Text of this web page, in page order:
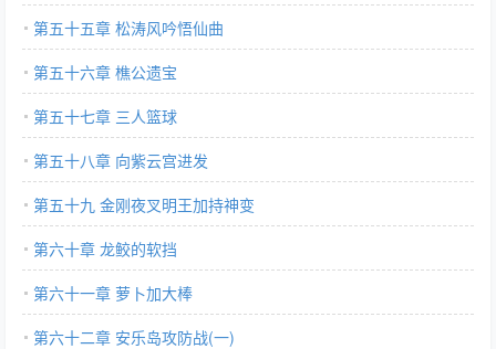
第五十五章 松涛风吟悟仙曲
第五十六章 樵公遗宝
第五十七章 三人篮球
第五十八章 向紫云宫进发
第五十九 金刚夜叉明王加持神变
第六十章 龙鲛的软挡
第六十一章 萝卜加大棒
第六十二章 安乐岛攻防战(一)